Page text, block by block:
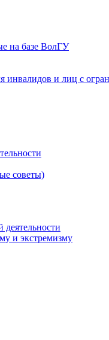
на базе ВолГУ
инвалидов и лиц с
советы)
и экстремизму